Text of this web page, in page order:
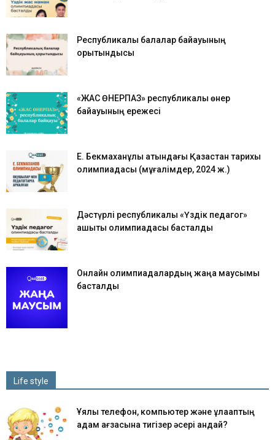
Республикалық балалар байқауының
қорытындысы
«ЖАС ӨНЕРПАЗ» республикалық өнер
байқауының ережесі
Е. Бекмаханұлы атындағы Қазақстан тарихы
олимпиадасы (мұғалімдер, 2024 ж.)
Дәстүрлі республикалық «Үздік педагог»
қашықтық олимпиадасы басталды
Онлайн олимпиадалардың жаңа маусымы
басталды
Life style
Ұялы телефон, компьютер және құлаққаптың
адам ағзасына тигізер әсері қандай?